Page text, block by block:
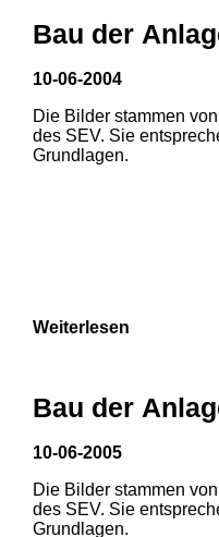
1
1
Bau der
10-06-2004
Die Bilder stammen
des SEV. Sie
Grundlagen.
Weiterlesen
Bau der
10-06-2005
Die Bilder stammen
des SEV. Sie
Grundlagen.